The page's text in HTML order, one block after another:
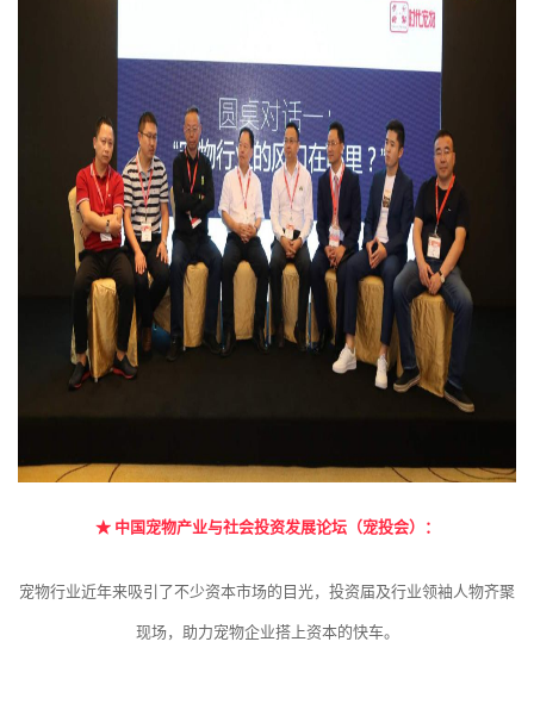
★ 中国宠物产业与社会投资发展论坛（宠投会）：
宠物行业近年来吸引了不少资本市场的目光，投资届及行业领袖人物齐聚
现场，助力宠物企业搭上资本的快车。